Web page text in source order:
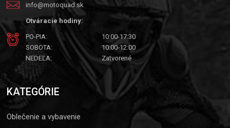
info@motoquad.sk
Otváracie hodiny:
PO-PIA:
10:00-17:30
SOBOTA:
10:00-12:00
NEDEĽA:
Zatvorené
KATEGÓRIE
Oblečenie a vybavenie